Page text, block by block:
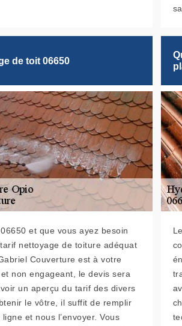
de toit 06650
et que vous ayez besoin
nettoyage de toiture adéquat
Couverture est à votre
non engageant, le devis sera
un aperçu du tarif des divers
le vôtre, il suffit de remplir
et nous l’envoyer. Vous